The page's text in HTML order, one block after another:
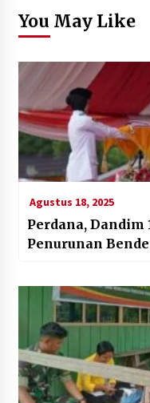
You May Like
Agustus 18, 2025
Perdana, Dandim
Penurunan